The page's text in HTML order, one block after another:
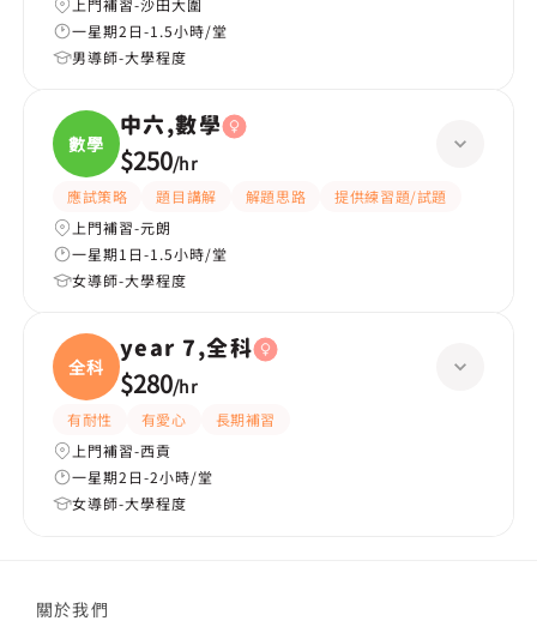
上門補習-沙田大圍
一星期2日-1.5小時/堂
男導師-大學程度
數學
中六,數學
$250/hr
應試策略 題目講解 解題思路
提供練習題/試題
上門補習-元朗
一星期1日-1.5小時/堂
女導師-大學程度
全科
year 7,全科
$280/hr
有耐性 有愛心
長期補習
上門補習-西貢
一星期2日-2小時/堂
女導師-大學程度
關於我們